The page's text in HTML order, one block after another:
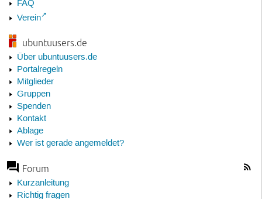
FAQ
Verein
ubuntuusers.de
Über ubuntuusers.de
Portalregeln
Mitglieder
Gruppen
Spenden
Kontakt
Ablage
Wer ist gerade angemeldet?
Forum
Kurzanleitung
Richtig fragen